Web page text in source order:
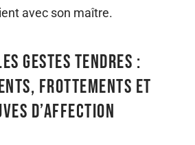
avec son maître.
gestes tendres :
frottements et
d’affection